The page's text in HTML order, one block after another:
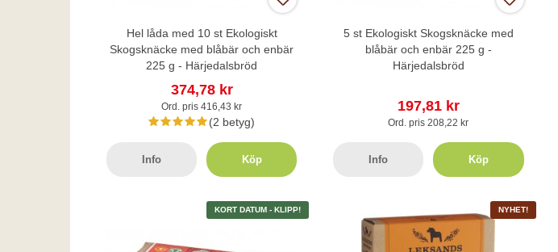
Hel låda med 10 st Ekologiskt
Skogsknäcke med blåbär och enbär
225 g - Härjedalsbröd
374,78 kr
Ord. pris 416,43 kr
(2 betyg)
Info Köp
5 st Ekologiskt Skogsknäcke med
blåbär och enbär 225 g -
Härjedalsbröd
197,81 kr
Ord. pris 208,22 kr
Info Köp
KORT DATUM - KLIPP! NYHET!